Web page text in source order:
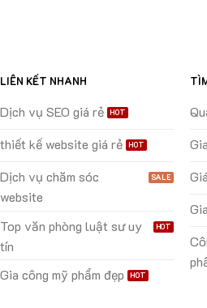
LIÊN KẾT NHANH
Dịch vụ SEO giá rẻ
thiết kế website giá rẻ
Dịch vụ chăm sóc
website
Top văn phòng luật sư uy
tín
Gia công mỹ phẩm đẹp